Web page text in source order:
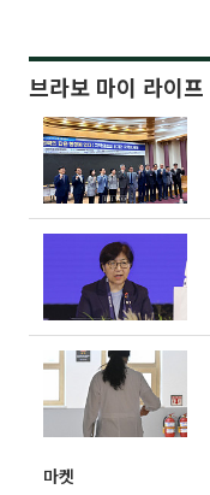
브라보 마이 라이프
마켓